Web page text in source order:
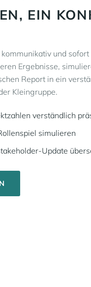
EIN
kommunikativ und
Ergebnisse,
Report in ein
Kleingruppe.
verständlich
simulieren
Update